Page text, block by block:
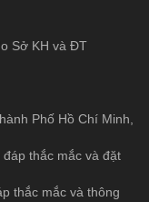
Sở KH và ĐT
Phố Hồ Chí Minh,
đáp thắc mắc và đặt
thắc mắc và thông